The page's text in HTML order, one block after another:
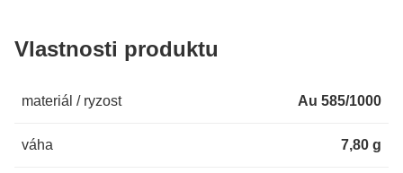
Vlastnosti produktu
materiál / ryzost Au 585/1000
váha 7,80 g